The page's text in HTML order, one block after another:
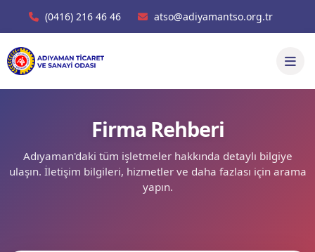
(0416) 216 46 46 atso@adiyamantso.org.tr
Firma Rehberi
Adıyaman'daki tüm işletmeler hakkında detaylı bilgiye
ulaşın. İletişim bilgileri, hizmetler ve daha fazlası için arama
yapın.